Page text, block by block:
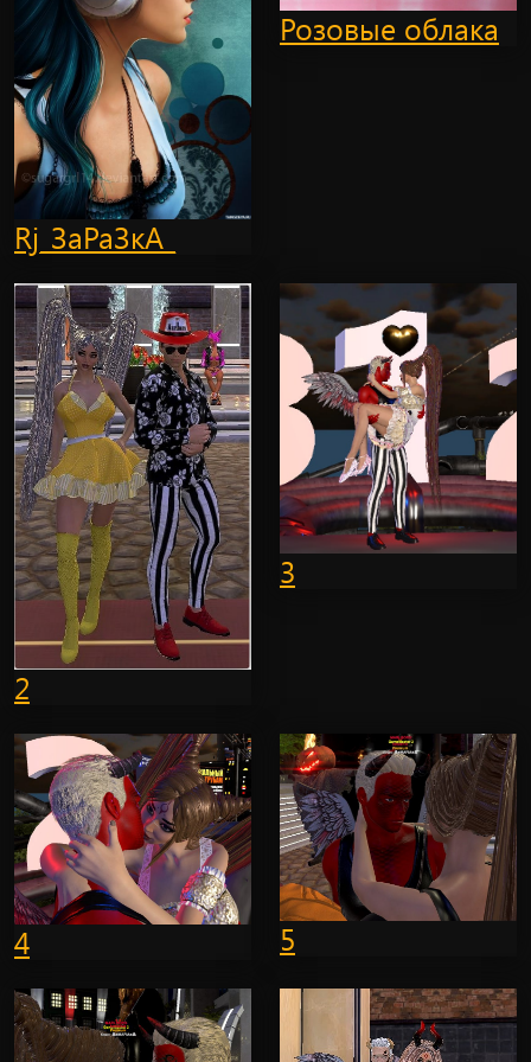
Rj_ЗаРаЗкА_
Розовые облака
2
3
4 5